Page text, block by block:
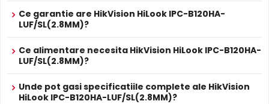
avertiza intrusii, comunica cu vizitatorii sau emite mesaje
presetate direct prin camera.
Alimentare PoE
alimentarePower over Ethernet (PoE), primind atat date
cat si alimentare prin acelasi cablu de retea. Simplifica
Ce garantie are HikVision HiLook IPC-B120HA-
LUF/SL(2.8MM)?
Ce alimentare necesita HikVision HiLook IPC-B120HA-
LUF/SL(2.8MM)?
Unde pot gasi specificatiile complete ale HikVision
HiLook IPC-B120HA-LUF/SL(2.8MM)?